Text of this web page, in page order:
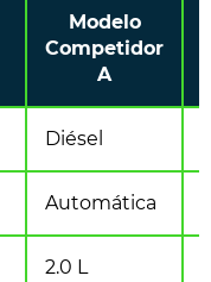
Modelo
Competidor
A
Diésel
Automática
2.0 L